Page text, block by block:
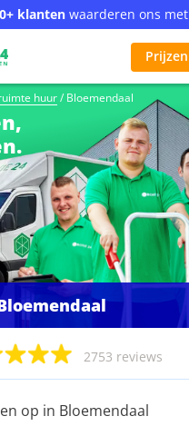
klanten waarderen ons met
Prijzen
huur/ Bloemendaal
2753 reviews
op in Bloemendaal